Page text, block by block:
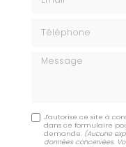
Message
J'autorise ce site à
dans ce formulaire
demande. (Aucune
données concervées.